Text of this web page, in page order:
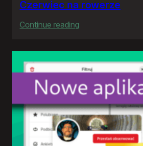
Czerwiec na rowerze
Continue reading
na
rowerze